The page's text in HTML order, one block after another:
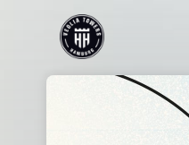
Skip header